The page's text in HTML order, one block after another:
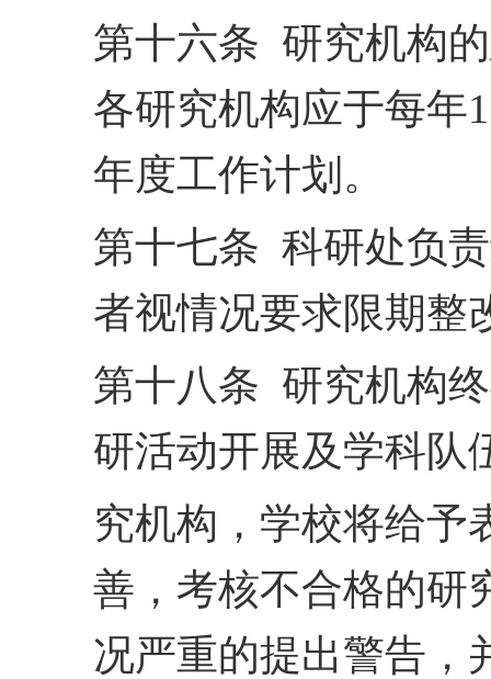
第十六条 研究机构
各研究机构应于每年
年度工作计划。
第十七条 科研处负
者视情况要求限期整
第十八条 研究机构
研活动开展及学科队
究机构，学校将给予
善， 考核不合格的研
况严重的提出警告，